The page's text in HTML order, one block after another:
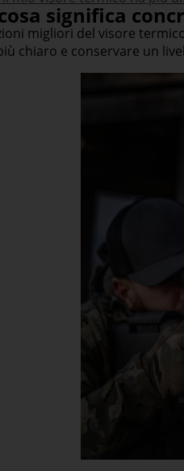
significa
migliori del visore
chiaro e conservare un